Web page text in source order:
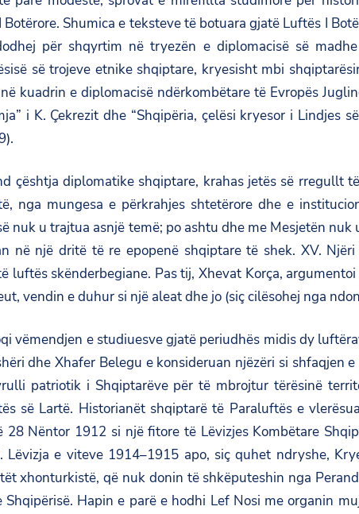
Botërore. Shumica e teksteve të botuara gjatë Luftës I
për shqyrtim në tryezën e diplomacisë së
së trojeve etnike shqiptare, kryesisht mbi
kuadrin e diplomacisë ndërkombëtare të Evropës
i K. Çekrezit dhe “Shqipëria, çelësi kryesor i
çështja diplomatike shqiptare, krahas jetës së
nga mungesa e përkrahjes shtetërore dhe e
nuk u trajtua asnjë temë; po ashtu dhe me Mesjetën
në një dritë të re epopenë shqiptare të shek. XV.
luftës skënderbegiane. Pas tij, Xhevat Korça,
vendin e duhur si një aleat dhe jo (siç cilësohej nga
vëmendjen e studiuesve gjatë periudhës midis dy
dhe Xhafer Belegu e konsideruan njëzëri si
patriotik i Shqiptarëve për të mbrojtur tërësinë
së Lartë. Historianët shqiptarë të Paraluftës e
28 Nëntor 1912 si një fitore të Lëvizjes Kombëtare
Lëvizja e viteve 1914–1915 apo, siç quhet ndryshe,
xhonturkistë, që nuk donin të shkëputeshin nga
Shqipërisë. Hapin e parë e hodhi Lef Nosi me organin